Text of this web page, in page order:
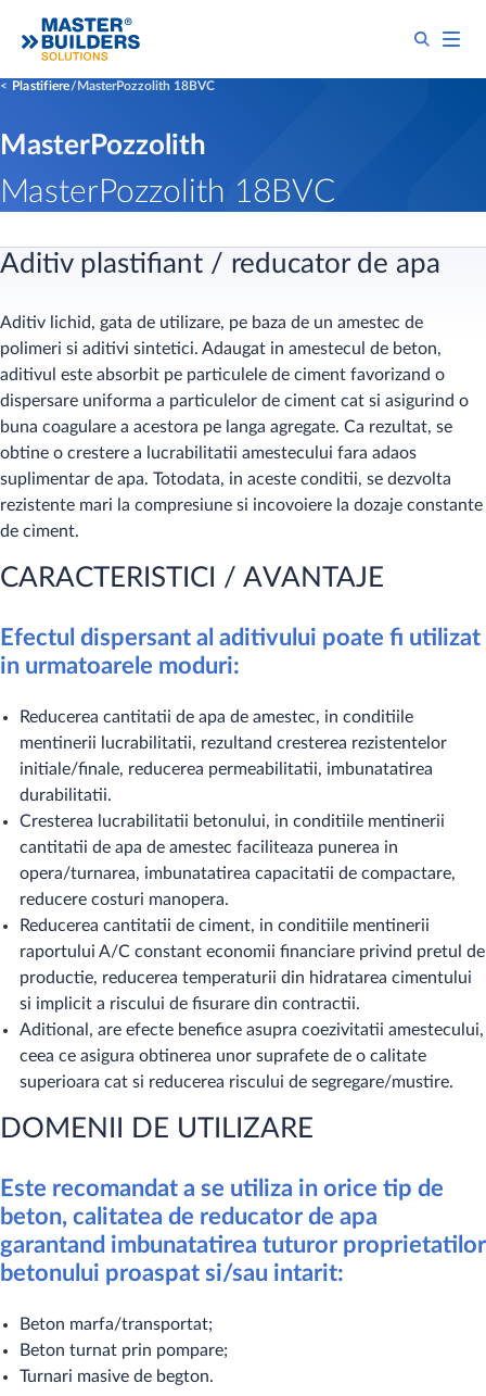
Plastifiere MasterPozzolith 18BVC
MasterPozzolith
MasterPozzolith 18BVC
Aditiv plastifiant / reducator de apa
Aditiv lichid, gata de utilizare, pe baza de un amestec de
polimeri si aditivi sintetici. Adaugat in amestecul de beton,
aditivul este absorbit pe particulele de ciment favorizand o
dispersare uniforma a particulelor de ciment cat si asigurind o
buna coagulare a acestora pe langa agregate. Ca rezultat, se
obtine o crestere a lucrabilitatii amestecului fara adaos
suplimentar de apa. Totodata, in aceste conditii, se dezvolta
rezistente mari la compresiune si incovoiere la dozaje constante
de ciment.
CARACTERISTICI / AVANTAJE​
Efectul dispersant al aditivului poate fi utilizat
in urmatoarele moduri:
Reducerea cantitatii de apa de amestec, in conditiile
mentinerii lucrabilitatii, rezultand cresterea rezistentelor
initiale/finale, reducerea permeabilitatii, imbunatatirea
durabilitatii.
Cresterea lucrabilitatii betonului, in conditiile menti​nerii
cantitatii de apa de amestec faciliteaza punerea in
opera/turnarea, imbunatatirea capacitatii de compactare,
reducere costuri manopera.
Reducerea cantitatii de ciment, in conditiile mentinerii
raportului A/C constant economii financiare privind pretul de
productie, reducerea temperaturii din hidratarea cimentului
si implicit a riscului de fisurare din contractii.
Aditional, are efecte benefice asupra coezivitatii amestecului,
ceea ce asigura obtinerea unor suprafete de o calitate
superioara cat si reducerea riscului de segregare/mustire.
DOMENII DE UTILIZARE
Este recomandat a se utiliza in orice tip de
beton, calitatea de reducator de apa
garantand imbunatatirea tuturor proprietatilor
betonului proaspat si/sau intarit:
Beton marfa/transportat;
Beton turnat prin pompare;
Turnari masive de begton.